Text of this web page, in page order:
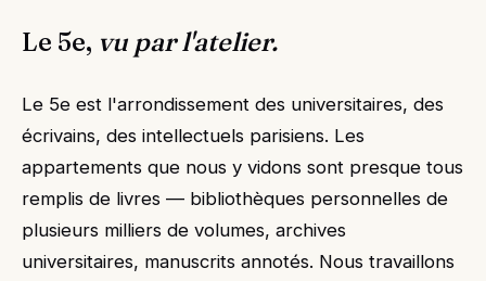
Le 5e, vu par l'atelier.
Le 5e est l'arrondissement des universitaires, des
écrivains, des intellectuels parisiens. Les
appartements que nous y vidons sont presque tous
remplis de livres — bibliothèques personnelles de
plusieurs milliers de volumes, archives
universitaires, manuscrits annotés. Nous travaillons